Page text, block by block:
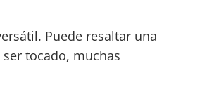
Puede resaltar una
tocado, muchas